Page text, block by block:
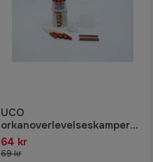
UCO
orkanoverlevelseskamper
med 20 kamper
64 kr
69 kr